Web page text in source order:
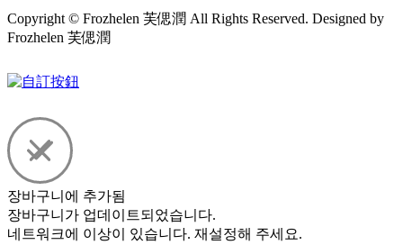
Copyright © Frozhelen 芙偲潤 All Rights Reserved. Designed by
Frozhelen 芙偲潤
장바구니에 추가됨
장바구니가 업데이트되었습니다.
네트워크에 이상이 있습니다. 재설정해 주세요.